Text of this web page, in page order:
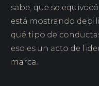
sabe, que se
está mostrando
qué tipo de
eso es un acto de
marca.